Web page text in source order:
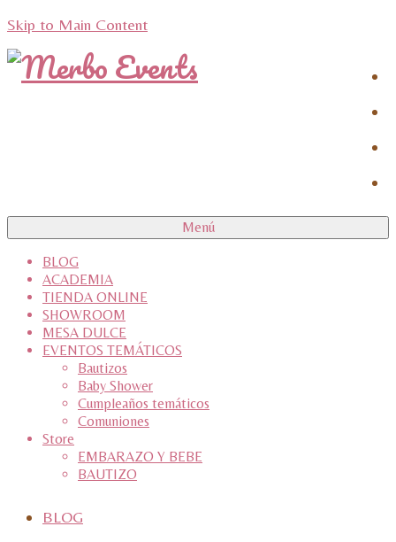
Skip to Main Content
Menú
BLOG
ACADEMIA
TIENDA ONLINE
SHOWROOM
MESA DULCE
EVENTOS TEMÁTICOS
Bautizos
Baby Shower
Cumpleaños temáticos
Comuniones
Store
EMBARAZO Y BEBE
BAUTIZO
BLOG